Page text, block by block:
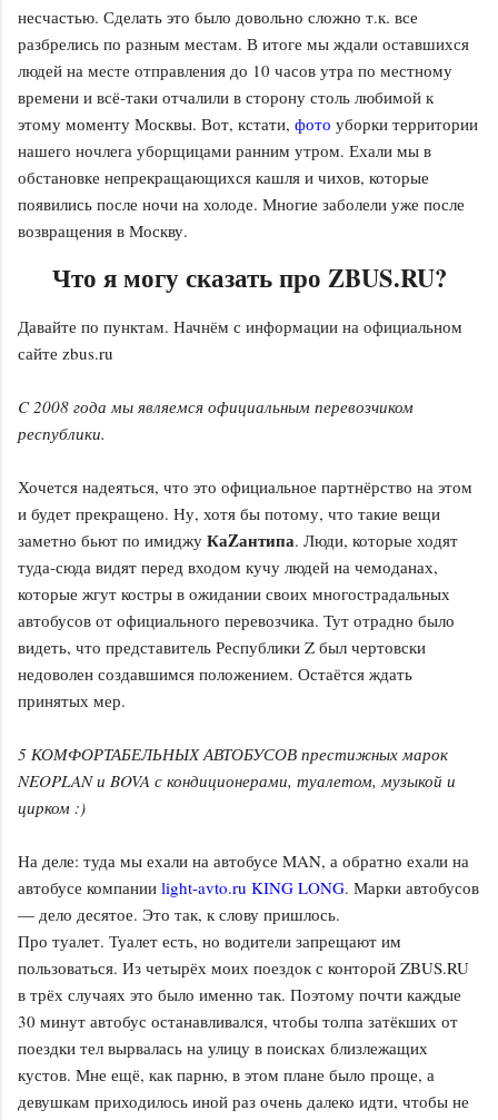
несчастью. Сделать это было довольно сложно т.к. все
разбрелись по разным местам. В итоге мы ждали оставшихся
людей на месте отправления до 10 часов утра по местному
времени и всё-таки отчалили в сторону столь любимой к
этому моменту Москвы. Вот, кстати, фото уборки территории
нашего ночлега уборщицами ранним утром. Ехали мы в
обстановке непрекращающихся кашля и чихов, которые
появились после ночи на холоде. Многие заболели уже после
возвращения в Москву.
Что я могу сказать про ZBUS.RU?
Давайте по пунктам. Начнём с информации на официальном
сайте zbus.ru
C 2008 года мы являемся официальным перевозчиком
республики.
Хочется надеяться, что это официальное партнёрство на этом
и будет прекращено. Ну, хотя бы потому, что такие вещи
заметно бьют по имиджу КаZантипа. Люди, которые ходят
туда-сюда видят перед входом кучу людей на чемоданах,
которые жгут костры в ожидании своих многострадальных
автобусов от официального перевозчика. Тут отрадно было
видеть, что представитель Республики Z был чертовски
недоволен создавшимся положением. Остаётся ждать
принятых мер.
5 КОМФОРТАБЕЛЬНЫХ АВТОБУСОВ престижных марок
NEOPLAN и BOVA с кондиционерами, туалетом, музыкой и
цирком :)
На деле: туда мы ехали на автобусе MAN, а обратно ехали на
автобусе компании light-avto.ru KING LONG. Марки автобусов
— дело десятое. Это так, к слову пришлось.
Про туалет. Туалет есть, но водители запрещают им
пользоваться. Из четырёх моих поездок с конторой ZBUS.RU
в трёх случаях это было именно так. Поэтому почти каждые
30 минут автобус останавливался, чтобы толпа затёкших от
поездки тел вырвалась на улицу в поисках близлежащих
кустов. Мне ещё, как парню, в этом плане было проще, а
девушкам приходилось иной раз очень далеко идти, чтобы не